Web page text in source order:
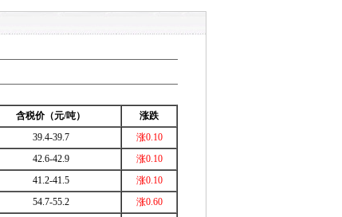
含税价（元/吨）
涨跌
39.4-39.7
涨0.10
42.6-42.9
涨0.10
41.2-41.5
涨0.10
54.7-55.2
涨0.60